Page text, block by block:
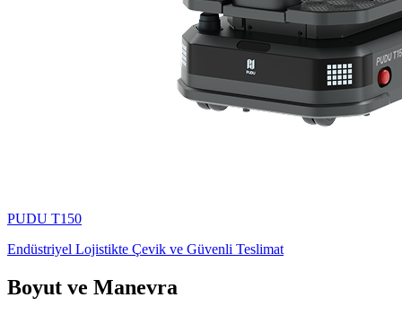
PUDU T150
Endüstriyel Lojistikte Çevik ve Güvenli Teslimat
Boyut ve Manevra